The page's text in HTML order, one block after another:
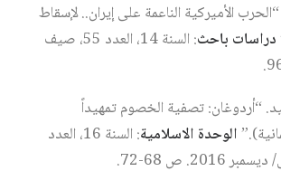
الأميركية الناعمة على إيران.. لإسقاط
دراسات باحث
: السنة 14، العدد 55، صيف
“أردوغان: تصفية الخصوم تمهيداً
الوحدة الاسلامية
: السنة 16، العدد